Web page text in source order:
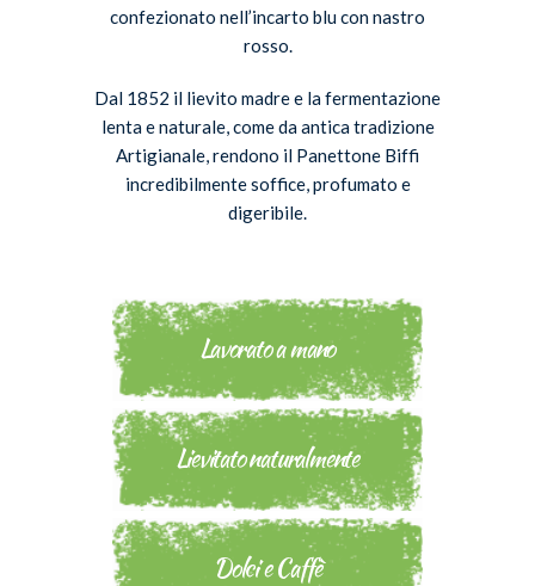
confezionato nell’incarto blu con nastro
rosso.
Dal 1852 il lievito madre e la fermentazione
lenta e naturale, come da antica tradizione
Artigianale, rendono il Panettone Biffi
incredibilmente soffice, profumato e
digeribile.
Lavorato a mano
Lievitato naturalmente
Dolci e Caffè